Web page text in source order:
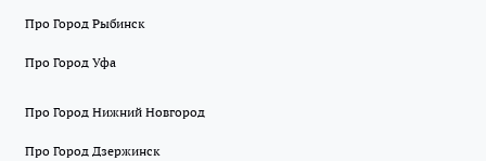
Про Город Рыбинск
Про Город Уфа
Про Город Нижний Новгород
Про Город Дзержинск